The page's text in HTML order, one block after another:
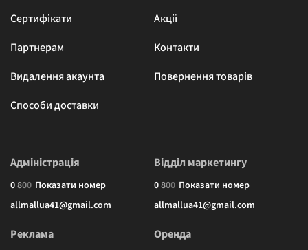
Сертифікати
Акції
Партнерам
Контакти
Видалення акаунта
Повернення товарів
Способи доставки
Адміністрація
0800 Показати номер
allmallua41@gmail.com
Відділ маркетингу
0800 Показати номер
allmallua41@gmail.com
Реклама Оренда